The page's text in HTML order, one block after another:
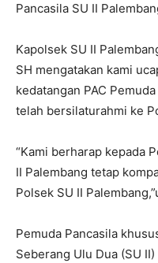
Pancasila SU II
Kapolsek SU II
SH mengatakan kami
kedatangan PAC
telah bersilaturahmi ke
“Kami berharap kepada
II Palembang tetap
Polsek SU II
Pemuda Pancasila
Seberang Ulu Dua (SU